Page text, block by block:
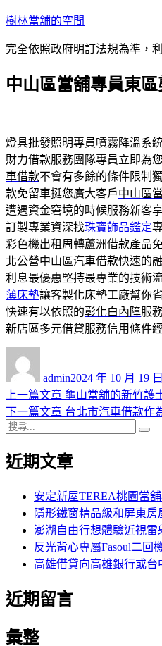
跳
主
內
樹林當舖的空間
完全依照政府明訂法規為準，
中山區當舖專員東
燈具批發照明專員噴霧降溫系
財力借款服務團隊專員立即為
車借款不會有多餘的條件限制
款免留車挺您廣大客戶中山區
遭遇資金窘境的時候服務新客
訂製專業資深找珠寶飾品鑑定
彩色機出租周轉蘆洲借款產品
北公營中山區汽車借款快速的
利息最優惠堅持最專業的技術
薄床墊讓客製化床墊工廠幫你
快速有以依照的彰化白內障服
新店區多元借貸服務信用條件
admin佈
日
期:
2024 年 10 月 19 日
文
章
導
覽
上一篇文章 上
一
章:
龜山當舖的新竹護
下一篇文章 下
文
台北市汽車借款作
搜
關
近期文章
安定新屋TEREA桃園當
隱形鐵窗精品級和屏東
澎湖自由行想體驗近視雷
反光背心專屬Fasoul二回
高雄借貸向高雄銀行或
近期留言
彙整